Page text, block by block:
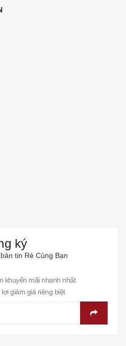
ký
tin Rẻ Cùng Bạn
khuyến mãi nhanh nhất
giảm giá riêng biệt